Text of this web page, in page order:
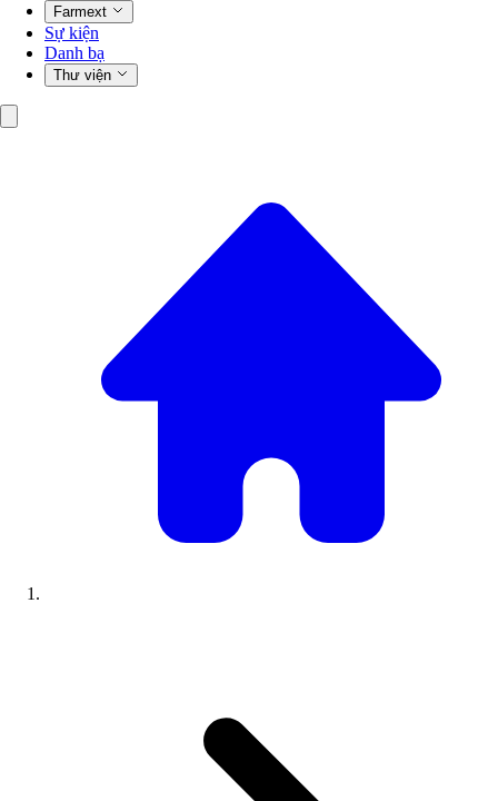
Farmext
Sự kiện
Danh bạ
Thư viện